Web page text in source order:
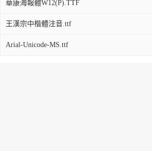
華康海報體W12(P).TTF
王漢宗中楷體注音.ttf
Arial-Unicode-MS.ttf